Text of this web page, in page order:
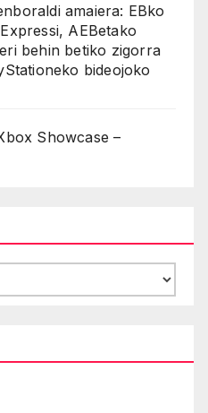
amaiera: EBko
AEBetako
behin betiko zigorra
bideojoko
Showcase –